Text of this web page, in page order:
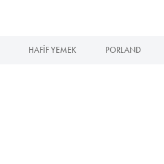
HAFIF YEMEK PORLAND